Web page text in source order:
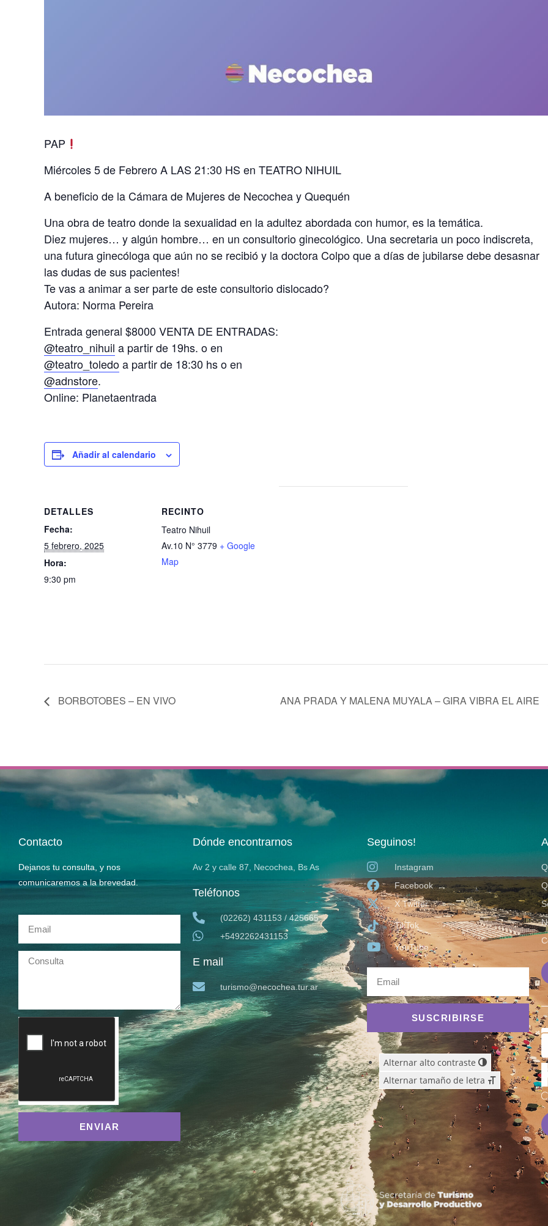
PAP
Miércoles 5 de Febrero A LAS 21:30 HS en TEATRO NIHUIL
A beneficio de la Cámara de Mujeres de Necochea y Quequén
Una obra de teatro donde la sexualidad en la adultez abordada con humor, es la temática.
Diez mujeres… y algún hombre… en un consultorio ginecológico. Una secretaria un poco indiscreta,
una futura ginecóloga que aún no se recibió y la doctora Colpo que a días de jubilarse debe desasnar
las dudas de sus pacientes!
Te vas a animar a ser parte de este consultorio dislocado?
Autora: Norma Pereira
Entrada general $8000 VENTA DE ENTRADAS:
@teatro_nihuil a partir de 19hs. o en
@teatro_toledoa partir de 18:30 hs o en
@adnstore.
Online: Planetaentrada
Añadir al calendario
DETALLES
Fecha:
5 febrero, 2025
Hora:
9:30 pm
RECINTO
Teatro Nihuil
Av.10 N° 3779 + Google
Map
BORBOTOBES – EN VIVO ANA PRADA Y MALENA MUYALA – GIRA VIBRA EL AIRE
Contacto
Dejanos tu consulta, y nos
comunicaremos a la brevedad.
ENVIAR
Dónde encontrarnos
Av 2 y calle 87, Necochea, Bs As
Teléfonos
(02262) 431153 / 425665
+5492262431153
E mail
turismo@necochea.tur.ar
Seguinos!
Instagram
Facebook
X Twitter
TikTok
YouTube
SUSCRIBIRSE
Alternar alto contraste
Alternar tamaño de letra